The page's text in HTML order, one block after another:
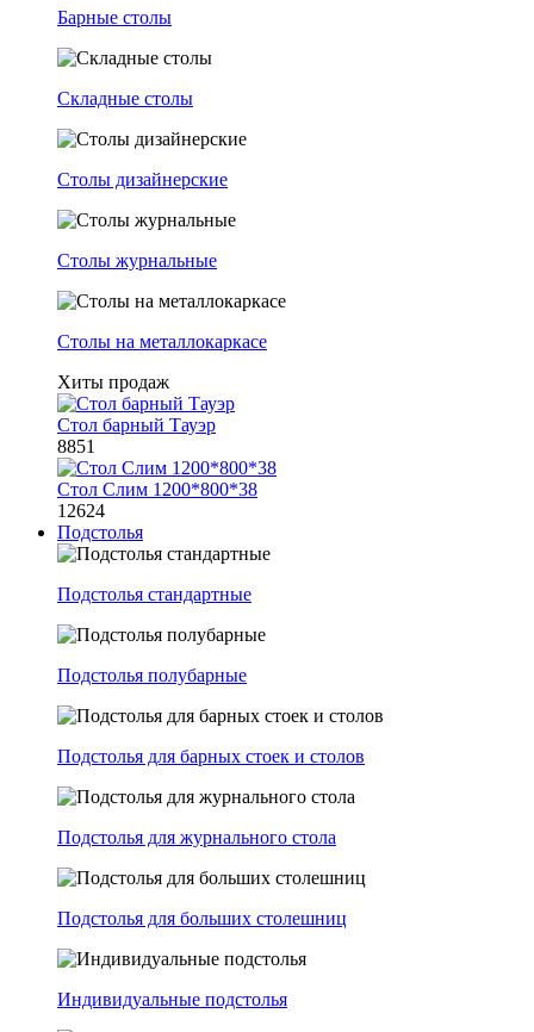
Барные столы
Складные столы
Столы дизайнерские
Столы журнальные
Столы на металлокаркасе
Хиты продаж
Стол барный Тауэр
8851
Стол Слим 1200*800*38
12624
Подстолья
Подстолья стандартные
Подстолья полубарные
Подстолья для барных стоек и столов
Подстолья для журнального стола
Подстолья для больших столешниц
Индивидуальные подстолья